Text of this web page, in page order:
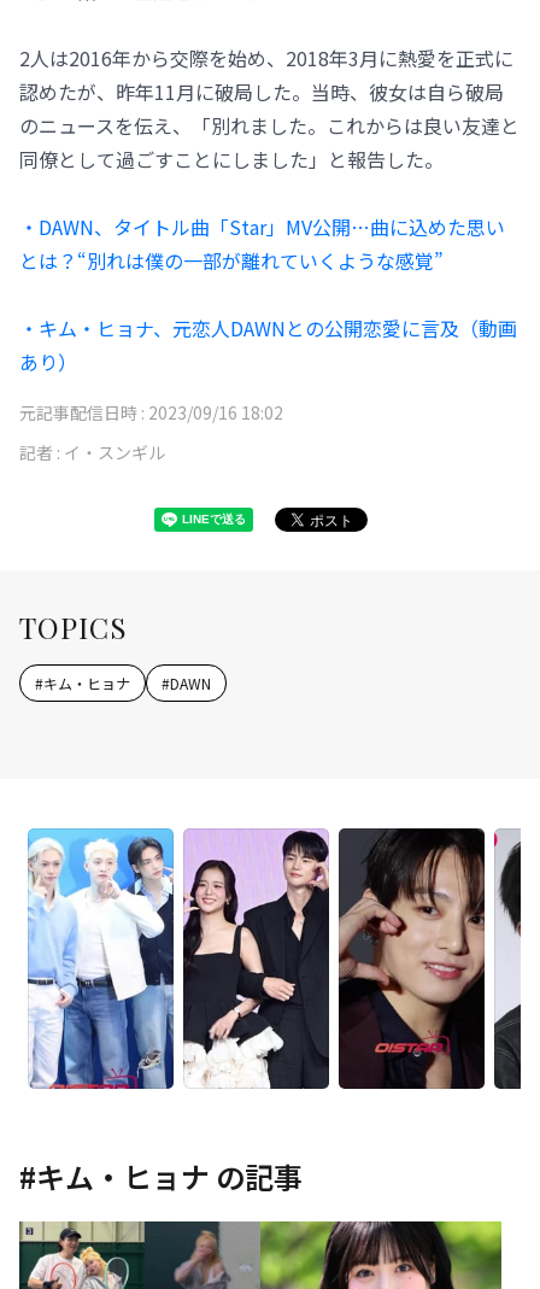
2人は2016年から交際を始め、2018年3月に熱愛を正式に
認めたが、昨年11月に破局した。当時、彼女は自ら破局
のニュースを伝え、「別れました。これからは良い友達と
同僚として過ごすことにしました」と報告した。
・DAWN、タイトル曲「Star」MV公開…曲に込めた思い
とは？“別れは僕の一部が離れていくような感覚”
・キム・ヒョナ、元恋人DAWNとの公開恋愛に言及（動画
あり）
元記事配信日時 : 2023/09/16 18:02
記者 : イ・スンギル
TOPICS
#キム・ヒョナ #DAWN
#キム・ヒョナ の記事